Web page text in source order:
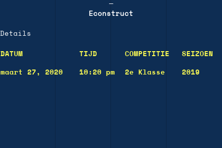
—
Econstruct
Details
DATUM TIJD COMPETITIE SEIZOEN
maart 27, 2020 10:20 pm 2e Klasse 2019